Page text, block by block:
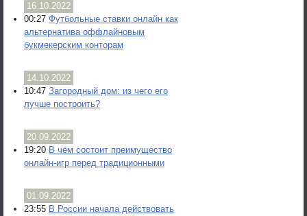
16.10.2022
00:27 Футбольные ставки онлайн как
альтернатива оффлайновым
букмекерским конторам
14.10.2022
10:47 Загородный дом: из чего его
лучше построить?
20.09.2022
19:20 В чём состоит преимущество
онлайн-игр перед традиционными
01.09.2022
23:55 В России начала действовать